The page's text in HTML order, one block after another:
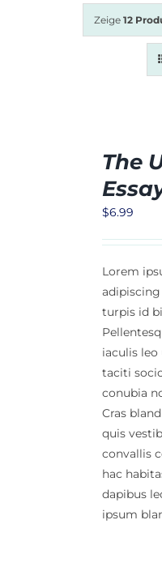
Zeige 12
The
$6.99
Lorem
turpis id
iaculis leo
taciti
conubia
Cras
quis
convallis
hac
dapibus
ipsum